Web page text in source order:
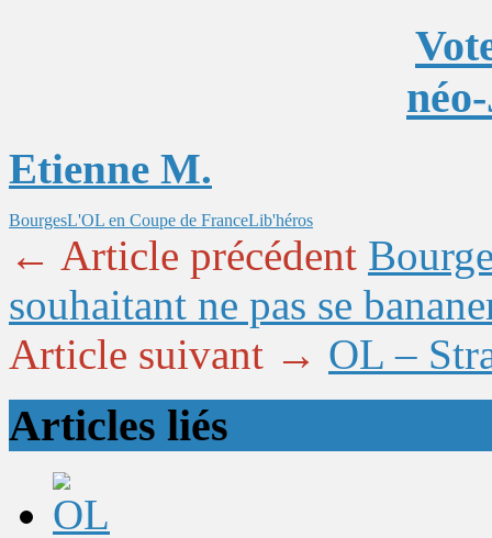
Etienne M.
BourgesL'OL en Coupe de FranceLib'héros
← Article précédent
souhaitant ne pas se
Article suivant → OL –
Articles liés